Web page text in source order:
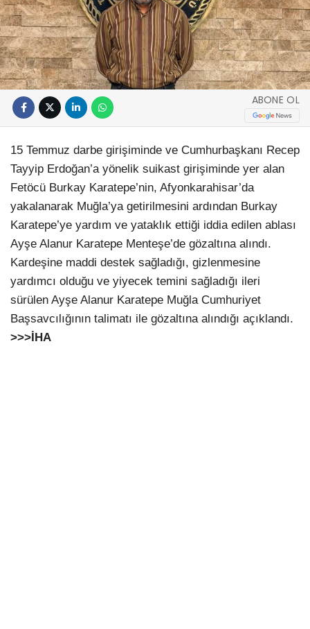
ABONE OL
15 Temmuz darbe girişiminde ve Cumhurbaşkanı Recep
Tayyip Erdoğan’a yönelik suikast girişiminde yer alan
Fetöcü Burkay Karatepe’nin, Afyonkarahisar’da
yakalanarak Muğla’ya getirilmesini ardından Burkay
Karatepe’ye yardım ve yataklık ettiği iddia edilen ablası
Ayşe Alanur Karatepe Menteşe’de gözaltına alındı.
Kardeşine maddi destek sağladığı, gizlenmesine
yardımcı olduğu ve yiyecek temini sağladığı ileri
sürülen Ayşe Alanur Karatepe Muğla Cumhuriyet
Başsavcılığının talimatı ile gözaltına alındığı açıklandı.
>>>İHA